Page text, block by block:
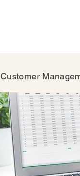
Customer